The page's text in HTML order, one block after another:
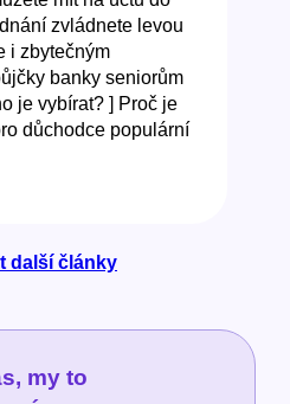
zvládnete levou
i zbytečným
banky seniorům
je vybírat? ] Proč je
důchodce populární
další články
my to